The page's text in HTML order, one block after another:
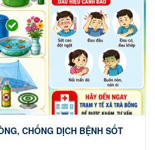
CHỐNG DỊCH BỆNH SỐT